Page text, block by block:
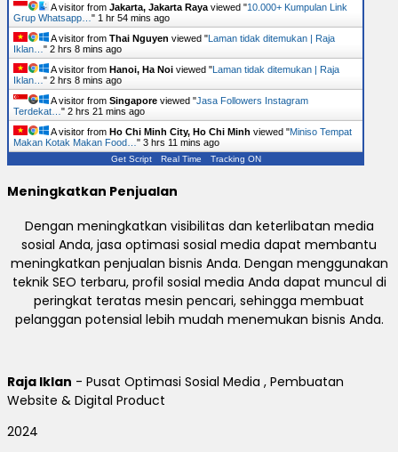
A visitor from Jakarta, Jakarta Raya viewed "10.000+ Kumpulan Link
Grup Whatsapp… " 1 hr 54 mins ago
A visitor from Thai Nguyen viewed "Laman tidak ditemukan | Raja
Iklan… " 2 hrs 8 mins ago
A visitor from Hanoi, Ha Noi viewed "Laman tidak ditemukan | Raja
Iklan… " 2 hrs 8 mins ago
A visitor from Singapore viewed "Jasa Followers Instagram
Terdekat… " 2 hrs 21 mins ago
A visitor from Ho Chi Minh City, Ho Chi Minh viewed "Miniso Tempat
Makan Kotak Makan Food… " 3 hrs 11 mins ago
Get Script Real Time Tracking ON
Meningkatkan Penjualan
Dengan meningkatkan visibilitas dan keterlibatan media
sosial Anda, jasa optimasi sosial media dapat membantu
meningkatkan penjualan bisnis Anda. Dengan menggunakan
teknik SEO terbaru, profil sosial media Anda dapat muncul di
peringkat teratas mesin pencari, sehingga membuat
pelanggan potensial lebih mudah menemukan bisnis Anda.
Raja Iklan - Pusat Optimasi Sosial Media , Pembuatan
Website & Digital Product
2024